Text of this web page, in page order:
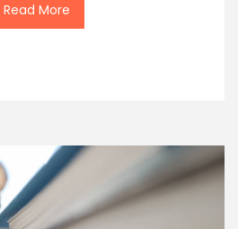
Read More